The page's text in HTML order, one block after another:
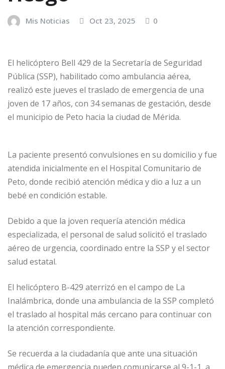
Mis Noticias Oct 23, 2025 0
El helicóptero Bell 429 de la Secretaría de Seguridad
Pública (SSP), habilitado como ambulancia aérea,
realizó este jueves el traslado de emergencia de una
joven de 17 años, con 34 semanas de gestación, desde
el municipio de Peto hacia la ciudad de Mérida.
La paciente presentó convulsiones en su domicilio y fue
atendida inicialmente en el Hospital Comunitario de
Peto, donde recibió atención médica y dio a luz a un
bebé en condición estable.
Debido a que la joven requería atención médica
especializada, el personal de salud solicitó el traslado
aéreo de urgencia, coordinado entre la SSP y el sector
salud estatal.
El helicóptero B-429 aterrizó en el campo de La
Inalámbrica, donde una ambulancia de la SSP completó
el traslado al hospital más cercano para continuar con
la atención correspondiente.
Se recuerda a la ciudadanía que ante una situación
médica de emergencia pueden comunicarse al 9-1-1, a